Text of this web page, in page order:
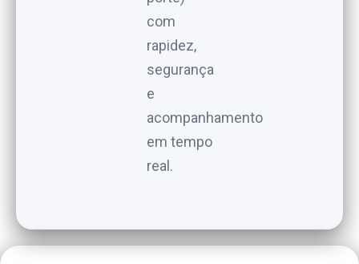
com
rapidez,
segurança
e
acompanhamento
em tempo
real.